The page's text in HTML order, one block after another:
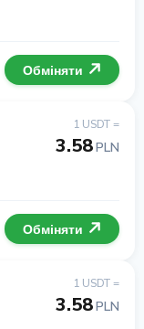
Обміняти
1 USDT =
3.58PLN
Обміняти
1 USDT =
3.58PLN